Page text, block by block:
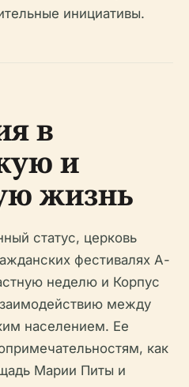
инициативы.
в
и
жизнь
статус, церковь
фестивалях А-
неделю и Корпус
между
населением. Ее
как
Марии Питы и